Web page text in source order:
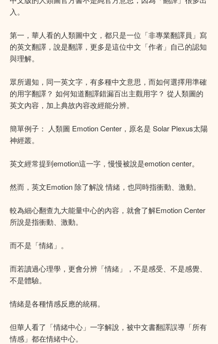
入。
第一，華人看的人類圖中文，都只是一位「非專業翻譯員」寫
的英文翻譯，說是翻譯，更多是這位中文「作者」自己的認知
與理解。
眾所週知，同一英文字，有多種中文意思，而如何選擇用準確
的用字翻譯？ 如何知道翻譯錯漏百出主觀用字？ 從人類圖的
英文內容，加上典故內容改經能分辨。
簡單例子： 人類圖 Emotion Center，原名是 Solar Plexus太陽
神經叢。
英文經常提到emotion這一字，慢慢被說是emotion center。
然而，英文Emotion 除了解說 情緒，也同時指衝動、激動。
較為細心翻查九大能量中心的內容，就會了解Emotion Center
所說是指衝動、激動。
而不是「情緒」。
而若讀過心理學，更會分辨「情緒」，不是感受、不是感覺、
不是體驗。
情緒是各種情感反應的統稱。
但華人看了「情緒中心」一字解說，被中文書翻譯誤導「所有
情感」都在情緒中心。